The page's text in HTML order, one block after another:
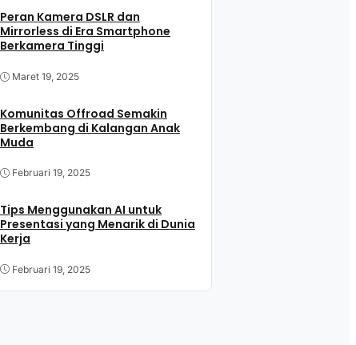
Peran Kamera DSLR dan
Mirrorless di Era Smartphone
Berkamera Tinggi
Maret 19, 2025
Komunitas Offroad Semakin
Berkembang di Kalangan Anak
Muda
Februari 19, 2025
Tips Menggunakan AI untuk
Presentasi yang Menarik di Dunia
Kerja
Februari 19, 2025